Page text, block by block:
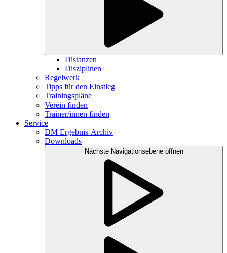
Distanzen
Disziplinen
Regelwerk
Tipps für den Einstieg
Trainingspläne
Verein finden
Trainer/innen finden
Service
DM Ergebnis-Archiv
Downloads
Nächste Navigationsebene öffnen